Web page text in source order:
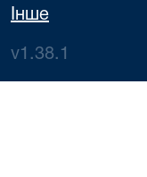
Інше
v1.38.1